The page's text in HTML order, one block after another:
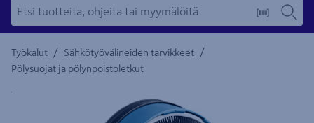
Työkalut / Sähkötyövälineiden tarvikkeet /
Pölysuojat ja pölynpoistoletkut
Yksityiskohtainen kuvaus löytyy Tuotteen kuvaus -